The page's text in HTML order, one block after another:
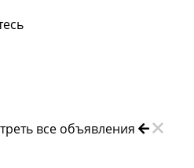
все объявления